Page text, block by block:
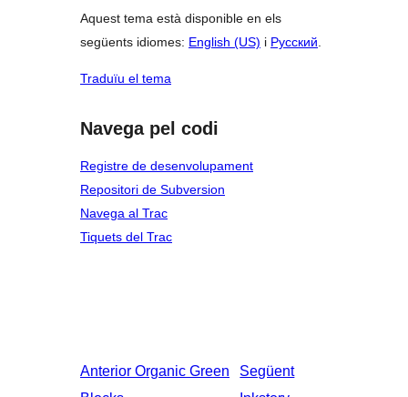
Aquest tema està disponible en els
següents idiomes: English (US) i Русский
Traduïu el tema
Navega pel codi
Registre de desenvolupament
Repositori de Subversion
Navega al Trac
Tiquets del Trac
Anterior Organic Green
Següent